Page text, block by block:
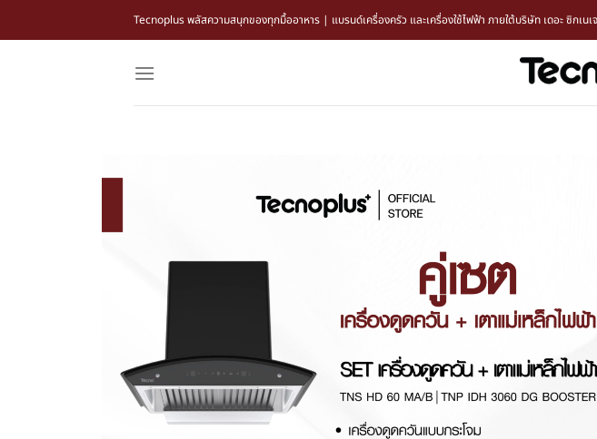
Tecnoplus พลัสความสนุกของทุกมื้ออาหาร | แบรนด์เครื่องครัว และเครื่องใช้ไฟฟ้า ภายใต้บริษัท เดอะ ซิกเน